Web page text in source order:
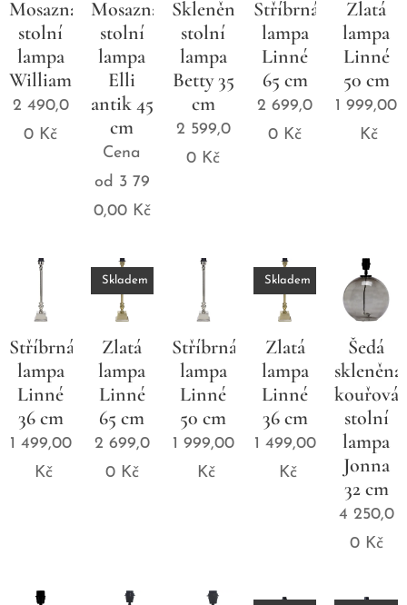
Mosazná
stolní
lampa
William
2 490,0
0 Kč
Mosazná
stolní
lampa
Elli
antik 45
cm
Cena
od 3 79
0,00Kč
Skleněná
stolní
lampa
Betty 35
cm
2 599,0
0 Kč
Stříbrná
lampa
Linné
65 cm
2 699,0
0 Kč
Zlatá
lampa
Linné
50 cm
1 999,00
Kč
Stříbrná
lampa
Linné
36 cm
1 499,00
Kč
Zlatá
lampa
Linné
65 cm
Skladem
2 699,0
0Kč
Stříbrná
lampa
Linné
50 cm
1 999,00
Kč
Zlatá
lampa
Linné
36 cm
Skladem
1 499,00
Kč
Šedá
skleněná
kouřová
stolní
lampa
Jonna
32 cm
4 250,0
0Kč